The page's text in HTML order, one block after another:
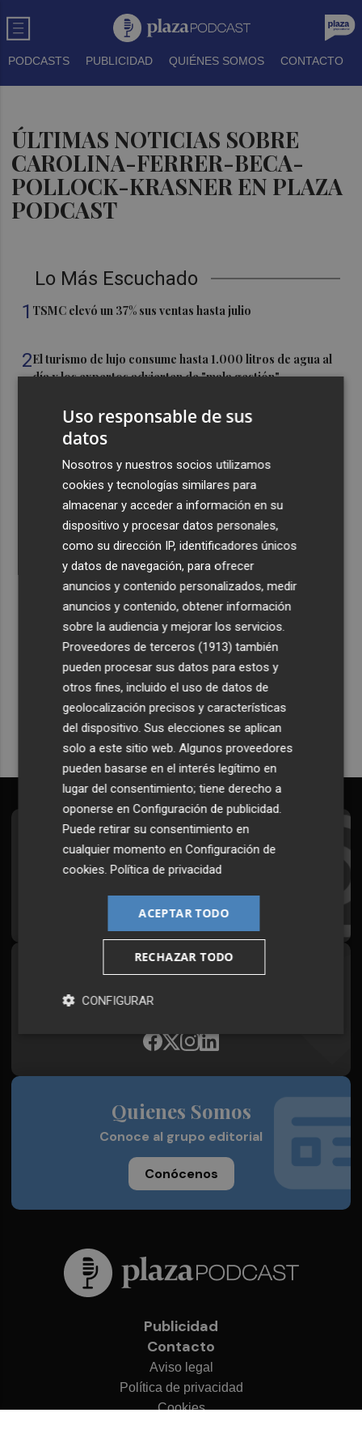
PODCASTS PUBLICIDAD QUIÉNES SOMOS CONTACTO
ÚLTIMAS NOTICIAS SOBRE
CAROLINA-FERRER-BECA-
POLLOCK-KRASNER EN PLAZA
PODCAST
Lo Más Escuchado
1 TSMC elevó un 37% sus ventas hasta julio
2El turismo de lujo consume hasta 1.000 litros de agua al
día y los expertos advierten de "mala gestión"
La Región tiene 234 viviendas de lujo y nueve de ultralujo
a la venta de más de un millón de euros
Los medios aéreos se incorporan al incendio de Tírig
tras una tercera noche de ataque terrestre
El Ayuntamiento finaliza el mantenimiento del Pont de
l'Assut de l'Or para reforzar la seguridad
Recibe toda la actualidad de
Plaza Podcast en tu correo
Quiero suscribirme
Suscríbete al Boletín
Todos los días a primera hora en tu email
¡Quiero suscribirme!
Síguenos en redes
Plaza Podcast, desde cualquier medio
Quienes Somos
Conoce al grupo editorial
Conócenos
Publicidad
Contacto
Aviso legal
Política de privacidad
Cookies
Uso responsable de sus
datos
Nosotros y nuestros socios utilizamos
cookies y tecnologías similares para
almacenar y acceder a información en su
dispositivo y procesar datos personales,
como su dirección IP, identificadores únicos
y datos de navegación, para ofrecer
anuncios y contenido personalizados, medir
anuncios y contenido, obtener información
sobre la audiencia y mejorar los servicios.
Proveedores de terceros (1913) también
pueden procesar sus datos para estos y
otros fines, incluido el uso de datos de
geolocalización precisos y características
del dispositivo. Sus elecciones se aplican
solo a este sitio web. Algunos proveedores
pueden basarse en el interés legítimo en
lugar del consentimiento; tiene derecho a
oponerse enConfiguración de publicidad
Puede retirar su consentimiento en
cualquier momento enConfiguración de
cookies .Política de privacidad
ACEPTAR TODO
RECHAZAR TODO
CONFIGURAR